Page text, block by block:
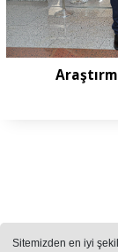
Sitemizden en iyi